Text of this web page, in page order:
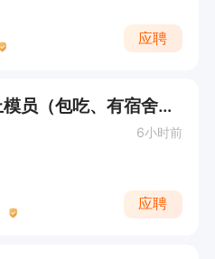
应聘
操作工/普工、注塑上模员（包吃、有宿舍、公休）
6小时前
应聘